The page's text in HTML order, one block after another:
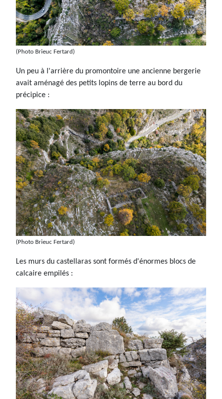
(Photo Brieuc Fertard)
Un peu à l'arrière du promontoire une ancienne bergerie
avait aménagé des petits lopins de terre au bord du
précipice :
(Photo Brieuc Fertard)
Les murs du castellaras sont formés d'énormes blocs de
calcaire empilés :